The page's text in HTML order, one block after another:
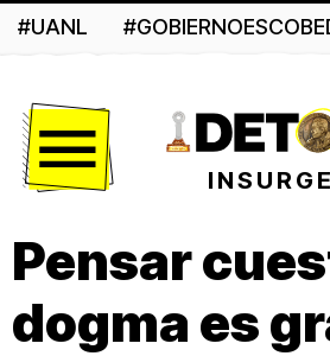
#UANL
Pensar
dogma es